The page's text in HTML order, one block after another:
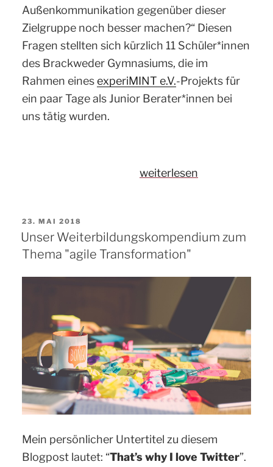
Außenkommunikation gegenüber dieser
Zielgruppe noch besser machen?“ Diesen
Fragen stellten sich kürzlich 11 Schüler*innen
des Brackweder Gymnasiums, die im
Rahmen einesexperiMINT e.V.-Projekts für
ein paar Tage als Junior Berater*innen bei
uns tätig wurden.
„Lernen
–
experiMINT-
Projekt
comspace“
weiterlesen
VERÖFFENTLICHT
AM
23. MAI 2018
Unser Weiterbildungskompendium zum
Thema "agile Transformation"
Mein persönlicher Untertitel zu diesem
Blogpost lautet: “That’s why I love Twitter”.